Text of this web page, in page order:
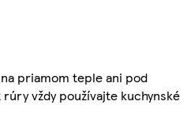
na priamom teple ani pod
vždy používajte kuchynské